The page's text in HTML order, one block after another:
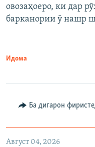
овозаҳоеро, ки дар
барканории ӯ нашр
Идома
Ба дигарон
Август 04, 2026